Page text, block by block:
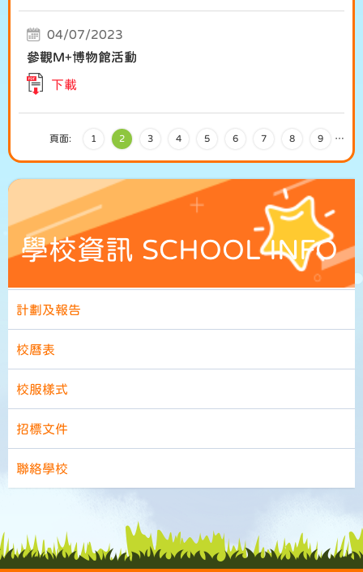
04/07/2023
參觀M+博物館活動
下載
頁面: 1 2 3 4 5 6 7 8 9 …
學校資訊 SCHOOL INFO
計劃及報告
校曆表
校服樣式
招標文件
聯絡學校